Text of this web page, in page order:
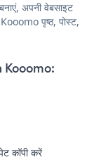
अपनी वेबसाइट
पृष्ठ, पोस्ट,
Kooomo:
कॉपी करें